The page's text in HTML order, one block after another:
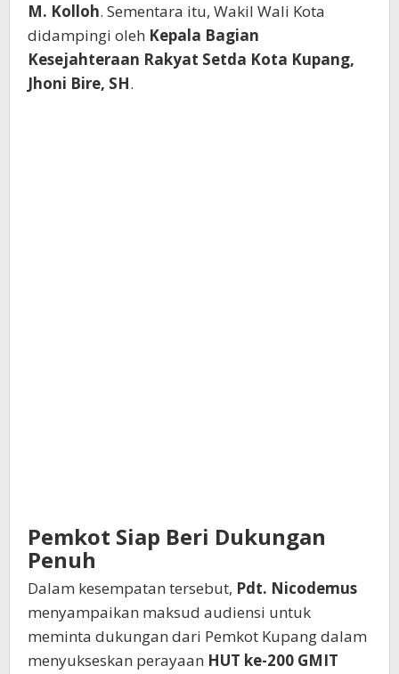
M. Kolloh. Sementara itu, Wakil Wali Kota
didampingi oleh Kepala Bagian
Kesejahteraan Rakyat Setda Kota Kupang,
Jhoni Bire, SH.
Pemkot Siap Beri Dukungan
Penuh
Dalam kesempatan tersebut, Pdt. Nicodemus
menyampaikan maksud audiensi untuk
meminta dukungan dari Pemkot Kupang dalam
menyukseskan perayaan HUT ke-200 GMIT